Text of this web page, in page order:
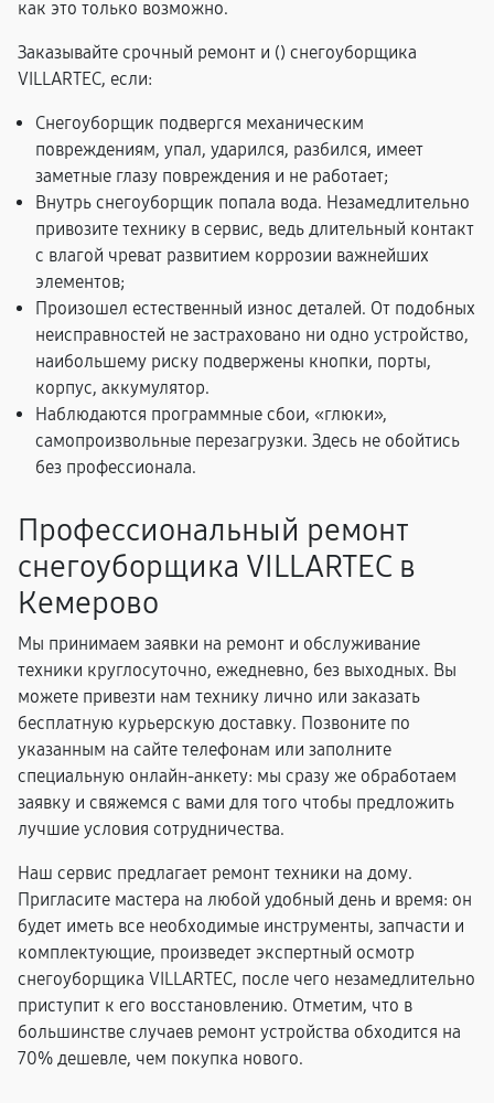
как это только возможно.
Заказывайте срочный ремонт и () снегоуборщика
VILLARTEC, если:
Снегоуборщик подвергся механическим
повреждениям, упал, ударился, разбился, имеет
заметные глазу повреждения и не работает;
Внутрь снегоуборщик попала вода. Незамедлительно
привозите технику в сервис, ведь длительный контакт
с влагой чреват развитием коррозии важнейших
элементов;
Произошел естественный износ деталей. От подобных
неисправностей не застраховано ни одно устройство,
наибольшему риску подвержены кнопки, порты,
корпус, аккумулятор.
Наблюдаются программные сбои, «глюки»,
самопроизвольные перезагрузки. Здесь не обойтись
без профессионала.
Профессиональный ремонт
снегоуборщика VILLARTEC в
Кемерово
Мы принимаем заявки на ремонт и обслуживание
техники круглосуточно, ежедневно, без выходных. Вы
можете привезти нам технику лично или заказать
бесплатную курьерскую доставку. Позвоните по
указанным на сайте телефонам или заполните
специальную онлайн-анкету: мы сразу же обработаем
заявку и свяжемся с вами для того чтобы предложить
лучшие условия сотрудничества.
Наш сервис предлагает ремонт техники на дому.
Пригласите мастера на любой удобный день и время: он
будет иметь все необходимые инструменты, запчасти и
комплектующие, произведет экспертный осмотр
снегоуборщика VILLARTEC, после чего незамедлительно
приступит к его восстановлению. Отметим, что в
большинстве случаев ремонт устройства обходится на
70% дешевле, чем покупка нового.